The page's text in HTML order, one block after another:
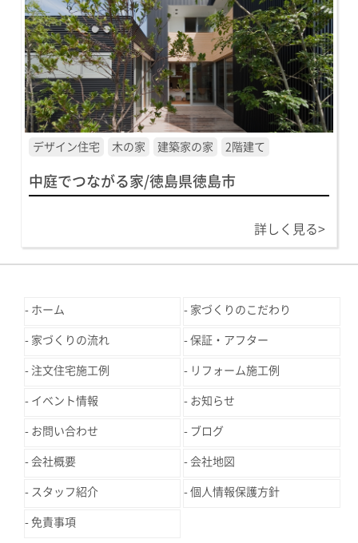
デザイン住宅 木の家 建築家の家 2階建て
中庭でつながる家/徳島県徳島市
詳しく見る>
ホーム 家づくりのこだわり
家づくりの流れ 保証・アフター
注文住宅施工例 リフォーム施工例
イベント情報 お知らせ
お問い合わせ ブログ
会社概要 会社地図
スタッフ紹介 個人情報保護方針
免責事項